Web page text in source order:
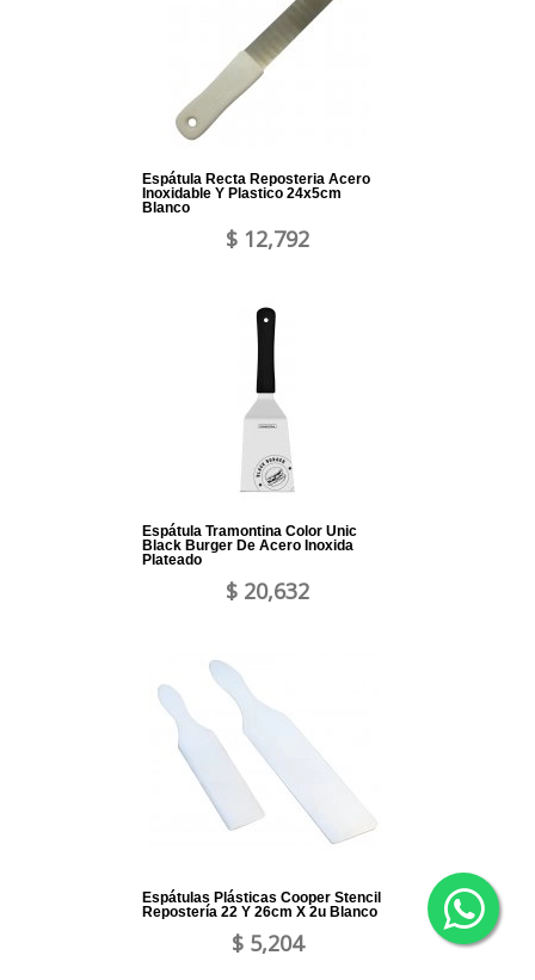
Espátula Recta Reposteria Acero
Inoxidable Y Plastico 24x5cm
Blanco
$ 12,792
Espátula Tramontina Color Unic
Black Burger De Acero Inoxida
Plateado
$ 20,632
Espátulas Plásticas Cooper Stencil
Repostería 22 Y 26cm X 2u Blanco
$ 5,204